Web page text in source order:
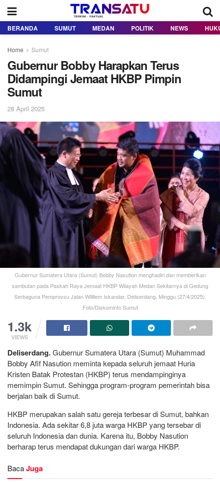
BERANDA SUMUT MEDAN POLITIK NEWS
Home Sumut
Gubernur Bobby Harapkan Terus
Didampingi Jemaat HKBP Pimpin
Sumut
28 April 2025
Gubernur Sumatera Utara (Sumut) Bobby Nasution menghadiri dan memberikan
sambutan pada Paskah Raya Jemaat HKBP Wilayah Medan Sekitarnya di Gedung
Serbaguna Pemprovsu Jalan Willliem Iskandar, Deliserdang, Minggu (27/4/2025).
Foto/Diskominfo Sumut
1.3k
VIEWS
Deliserdang.Gubernur Sumatera Utara (Sumut) Muhammad
Bobby Afif Nasution meminta kepada seluruh jemaat Huria
Kristen Batak Protestan (HKBP) terus mendampinginya
memimpin Sumut. Sehingga program-program pemerintah bisa
berjalan baik di Sumut.
HKBP merupakan salah satu gereja terbesar di Sumut, bahkan
Indonesia. Ada sekitar 6,8 juta warga HKBP yang tersebar di
seluruh Indonesia dan dunia. Karena itu, Bobby Nasution
berharap terus mendapat dukungan dari warga HKBP.
BacaJuga